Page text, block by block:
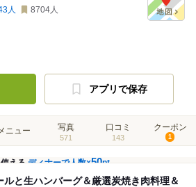
人 8704人
アプリで保存
ニュー 写真
571
口コミ
143
クーポン
1
えるディナーで人数×50pt
と生ハンバーグ＆厳選炭焼き肉料理＆